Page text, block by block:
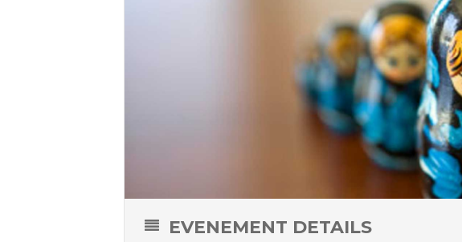
EVENEMENT DETAILS